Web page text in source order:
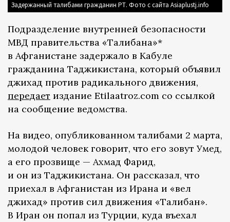
Задержанный талибами гражданин РТ. Фото с сайта Asiaplustj.info
Подразделение внутренней безопасности
МВД правительства «Талибана»*
в Афганистане задержало в Кабуле
гражданина Таджикистана, который объявил
джихад против радикального движения,
передает издание Etilaatroz.com cо ссылкой
на сообщение ведомства.
На видео, опубликованном талибами 2 марта,
молодой человек говорит, что его зовут Умед,
а его прозвище — Ахмад Фарид,
и он из Таджикистана. Он рассказал, что
приехал в Афганистан из Ирана и «вел
джихад» против сил движения «Талибан».
В Иран он попал из Турции, куда въехал